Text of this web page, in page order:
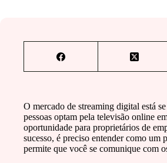
O mercado de streaming digital está
pessoas optam pela televisão online
oportunidade para proprietários de
sucesso, é preciso entender como um
permite que você se comunique com